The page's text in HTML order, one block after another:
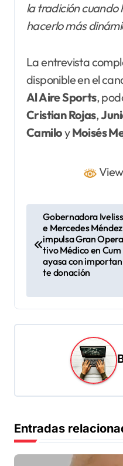
la tradición
hacerlo más
La entrevista
disponible en el
Al Aire Sports,
Cristian Rojas,
CamiloyMoisés
a
c
e
e
Gobernadora Iveliss
e Mercedes Méndez
impulsa Gran Opera
tivo Médico en Cum
ayasa con importan
te donación
Entradas